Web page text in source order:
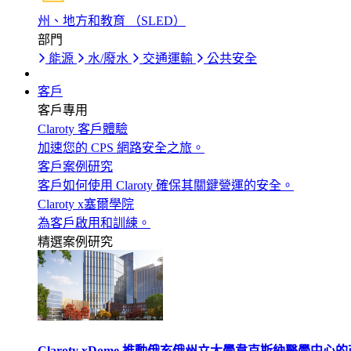
州、地方和教育 （SLED）
部門
能源
水/廢水 交通運輸 公共安全
客戶
客戶專用
Claroty 客戶體驗
加速您的 CPS 網路安全之旅。
客戶案例研究
客戶如何使用 Claroty 確保其關鍵營運的安全。
Claroty x塞爾學院
為客戶啟用和訓練。
精選案例研究